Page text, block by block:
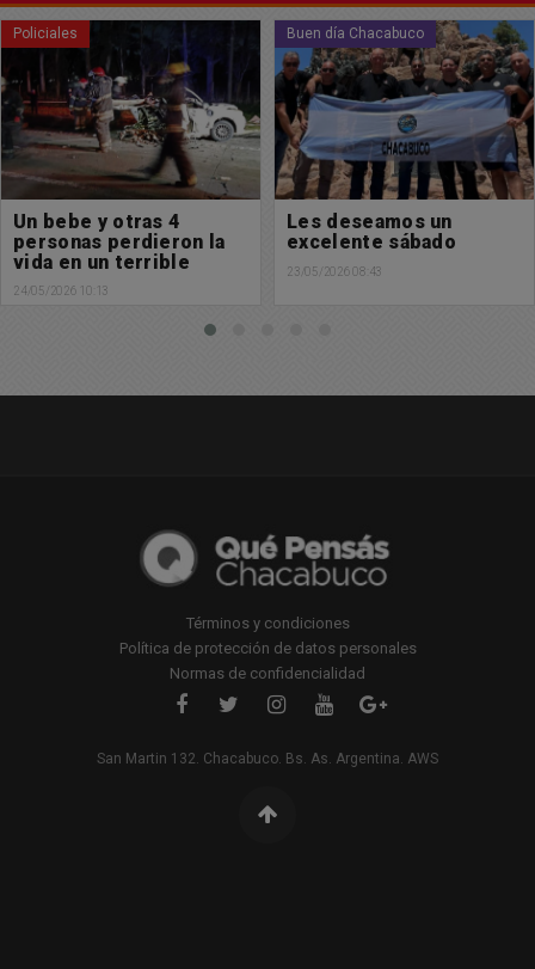
Buen día Chacabuco
Les deseamos un
excelente sábado
23/05/2026 08:43
Policiales
Accidente en Ruta 30 y
191
23/05/2026 08:12
Términos y condiciones
Política de protección de datos personales
Normas de confidencialidad
San Martin 132. Chacabuco. Bs. As. Argentina. AWS